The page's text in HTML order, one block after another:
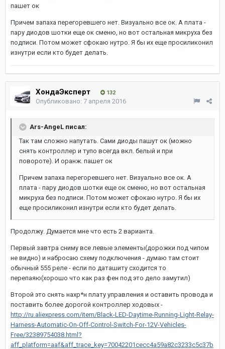
пашет ок
Причем запаха перегоревшего нет. Визуально все ок. А плата -
пару диодов шотки еще ок сменю, но вот остальная микруха без
подписи. Потом может сфокаю нутро. Я бы их еще просиликонил
изнутри если кто будет делать.
ХондаЭксперт 132
Опубликовано: 7 апреля 2016
Ars-AngeL писал:
Так там сложно напутать. Сами диоды пашут ок (можно
снять контроллер и тупо всегда вкл. белый и при
повороте). И оранж. пашет ок
Причем запаха перегоревшего нет. Визуально все ок. А
плата - пару диодов шотки еще ок сменю, но вот остальная
микруха без подписи. Потом может сфокаю нутро. Я бы их
еще просиликонил изнутри если кто будет делать.
Продолжу. Думается мне что есть 2 варианта.
Первый завтра сниму все левые элементы(дорожки под чипом
не видно) и набросаю схему подключения - думаю там стоит
обычный 555 реле - если по даташиту сходится то
перепаяю(хорошо что как раз фен под это дело замутил)
Второй это снять нахр*н плату управления и оставить провода и
поставить более дорогой контроллер ходовых -
http://ru.aliexpress.com/item/Black-LED-Daytime-Running-Light-Relay-
Harness-Automatic-On-Off-Control-Switch-For-12V-Vehicles-
Free/32389754038.html?
aff_platform=aaf&aff_trace_key=70042201cecc4a59a82c3233c5c37b